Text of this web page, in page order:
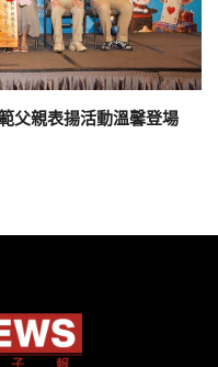
父親表揚活動溫馨登場